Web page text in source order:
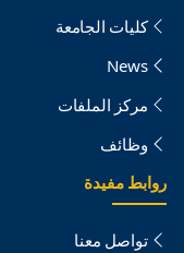
كليات الجامعة
News
مركز الملفات
وظائف
روابط مفيدة
تواصل معنا